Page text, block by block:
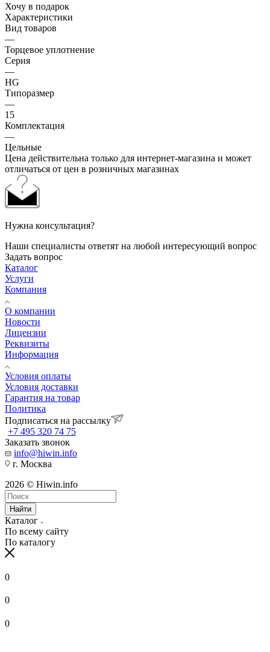
Хочу в подарок
Характеристики
Вид товаров
—
Торцевое уплотнение
Серия
—
HG
Типоразмер
—
15
Комплектация
—
Цельные
Цена действительна только для интернет-магазина и может
отличаться от цен в розничных магазинах
Нужна консультация?
Наши специалисты ответят на любой интересующий вопрос
Задать вопрос
Каталог
Услуги
Компания
О компании
Новости
Лицензии
Реквизиты
Информация
Условия оплаты
Условия доставки
Гарантия на товар
Политика
Подписаться на рассылку
+7 495 320 74 75
Заказать звонок
info@hiwin.info
г. Москва
2026 © Hiwin.info
Найти
Каталог
По всему сайту
По каталогу
0
0
0